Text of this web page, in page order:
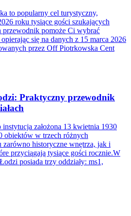
to popularny cel turystyczny,
roku tysiące gości szukających
przewodnik pomoże Ci wybrać
się na danych z 15 marca 2026
przez Off Piotrkowska Cent
Praktyczny przewodnik
założona 13 kwietnia 1930
obiektów w trzech różnych
zarówno historyczne wnętrza, jak i
przyciągają tysiące gości rocznie.W
posiada trzy oddziały: ms1,